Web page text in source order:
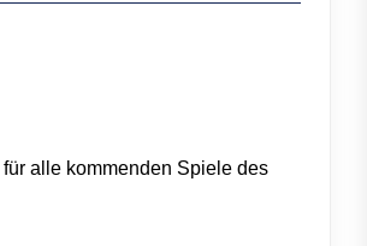
für alle kommenden Spiele des